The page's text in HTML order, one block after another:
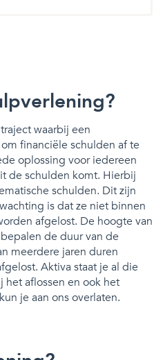
waarbij een
financiële schulden af te
oplossing voor iedereen
de schulden komt. Hierbij
schulden. Dit zijn
is dat ze niet binnen
afgelost. De hoogte van
de duur van de
meerdere jaren duren
Aktiva staat je al die
aflossen en ook het
je aan ons overlaten.